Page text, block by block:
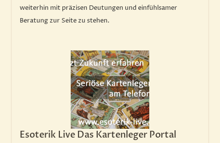
weiterhin mit präzisen Deutungen und einfühlsamer
Beratung zur Seite zu stehen.
Esoterik Live Das Kartenleger Portal